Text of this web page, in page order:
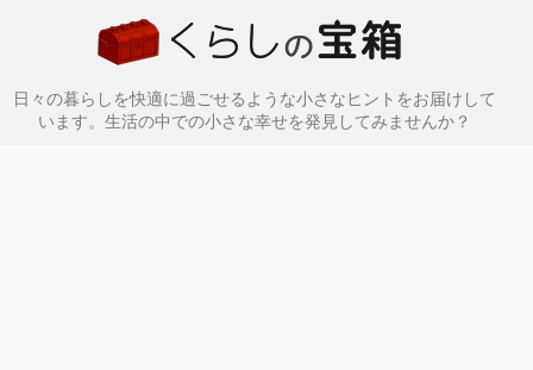
日々の暮らしを快適に過ごせるような小さなヒントをお届けして
います。生活の中での小さな幸せを発見してみませんか？